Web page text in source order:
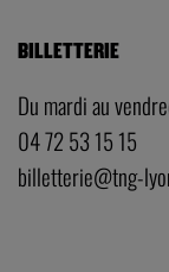
BILLETTERIE
Du mardi au
04 72 53 15 15
billetterie@tng-